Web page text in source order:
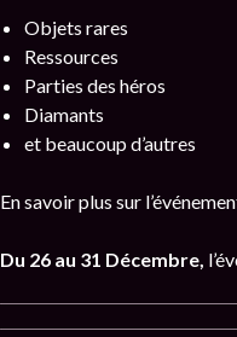
Objets rares
Ressources
Parties des héros
Diamants
et beaucoup d’autres
En savoir plus sur
Du 26 au 31 Décembre,